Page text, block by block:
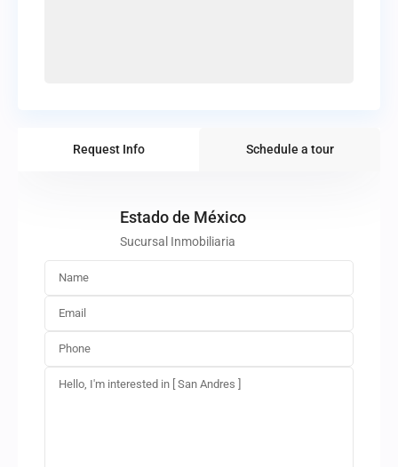
Request Info Schedule a tour
Estado de México
Sucursal Inmobiliaria